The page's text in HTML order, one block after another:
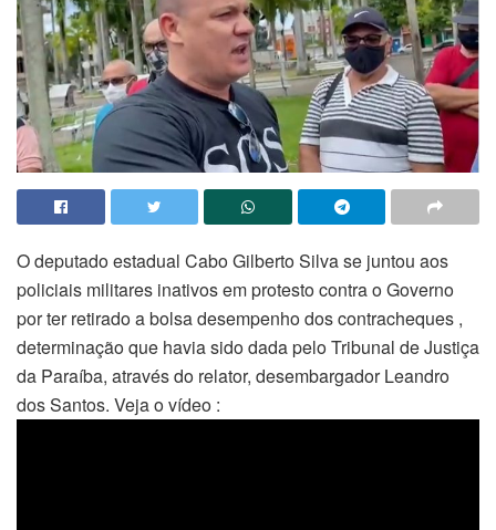
O deputado estadual Cabo Gilberto Silva se juntou aos
policiais militares inativos em protesto contra o Governo
por ter retirado a bolsa desempenho dos contracheques ,
determinação que havia sido dada pelo Tribunal de Justiça
da Paraíba, através do relator, desembargador Leandro
dos Santos. Veja o vídeo :